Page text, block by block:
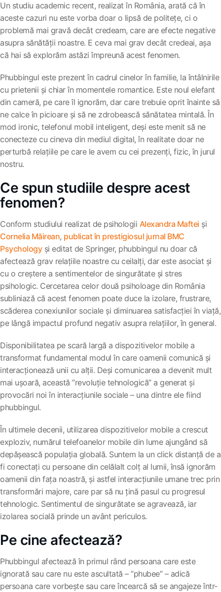
Un studiu academic recent, realizat în România, arată că în
aceste cazuri nu este vorba doar o lipsă de politețe, ci o
problemă mai gravă decât credeam, care are efecte negative
asupra sănătății noastre. E ceva mai grav decât credeai, așa
că hai să explorăm astăzi împreună acest fenomen.
Phubbingul este prezent în cadrul cinelor în familie, la întâlnirile
cu prietenii și chiar în momentele romantice. Este noul elefant
din cameră, pe care îl ignorăm, dar care trebuie oprit înainte să
ne calce în picioare și să ne zdrobească sănătatea mintală. În
mod ironic, telefonul mobil inteligent, deși este menit să ne
conecteze cu cineva din mediul digital, în realitate doar ne
perturbă relațiile pe care le avem cu cei prezenți, fizic, în jurul
nostru.
Ce spun studiile despre acest
fenomen?
Conform studiului realizat de psihologii Alexandra Maftei și
Cornelia Măirean, publicat în prestigiosul jurnal BMC
Psychologyși editat de Springer, phubbingul nu doar că
afectează grav relațiile noastre cu ceilalți, dar este asociat și
cu o creștere a sentimentelor de singurătate și stres
psihologic. Cercetarea celor două psiholoage din România
subliniază că acest fenomen poate duce la izolare, frustrare,
scăderea conexiunilor sociale și diminuarea satisfacției în viață,
pe lângă impactul profund negativ asupra relațiilor, în general.
Disponibilitatea pe scară largă a dispozitivelor mobile a
transformat fundamental modul în care oamenii comunică și
interacționează unii cu alții. Deși comunicarea a devenit mult
mai ușoară, această ”revoluție tehnologică” a generat și
provocări noi în interacțiunile sociale – una dintre ele fiind
phubbingul.
În ultimele decenii, utilizarea dispozitivelor mobile a crescut
exploziv, numărul telefoanelor mobile din lume ajungând să
depășească populația globală. Suntem la un click distanță de a
fi conectați cu persoane din celălalt colț al lumii, însă ignorăm
oamenii din fața noastră, și astfel interacțiunile umane trec prin
transformări majore, care par să nu țină pasul cu progresul
tehnologic. Sentimentul de singurătate se agravează, iar
izolarea socială prinde un avânt periculos.
Pe cine afectează?
Phubbingul afectează în primul rând persoana care este
ignorată sau care nu este ascultată – ”phubee” – adică
persoana care vorbește sau care încearcă să se angajeze într-